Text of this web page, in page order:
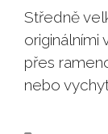
Středně
originálními
přes
nebo